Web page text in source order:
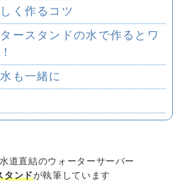
企業情報
採用情報
く作るコツ
ースタンドの水で作るとワ
も一緒に
道直結のウォーターサーバー
タンドが執筆しています